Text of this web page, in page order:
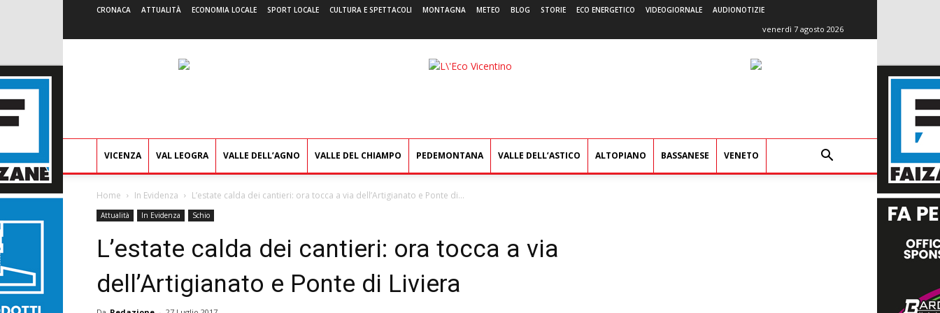
CRONACA ATTUALITÀ ECONOMIA LOCALE SPORT LOCALE CULTURA E SPETTACOLI MONTAGNA METEO BLOG STORIE ECO ENERGETICO VIDEOGIORNALE AUDIONOTIZIE
venerdì 7 agosto 2026
L'Eco
VICENZA VAL LEOGRA VALLE DELL’AGNO VALLE DEL CHIAMPO PEDEMONTANA VALLE DELL’ASTICO ALTOPIANO BASSANESE VENETO
Home In Evidenza L’estate calda dei cantieri: ora tocca a via dell’Artigianato e Ponte di...
Attualità In Evidenza Schio
L’estate calda dei cantieri: ora tocca a via
dell’Artigianato e Ponte di Liviera